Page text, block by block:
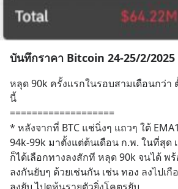
บันทึกราคา Bitcoin 24-25/2/2025
หลุด 90k ครั้งแรกในรอบสามเดือนกว่
นี้
===================
* หลังจากที่ BTC แช่นิ่งๆ แถวๆ ใต้
94k-99k มาตั้งแต่ต้นเดือน ก.พ. ในที่สุด
ก็ได้เลือกทางลงสักที หลุด 90k จนได้ พ
ลงกันยับๆ ด้วยเช่นกัน เช่น ทอง ลงไปเกื